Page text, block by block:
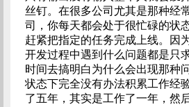
丝钉。在很多公司尤其是那种经
司，你每天都会处于很忙碌的状
赶紧把指定的任务完成上线。因
开发过程中遇到什么问题都是只
时间去搞明白为什么会出现那种
状态下完全没有办法积累工作经
了五年，其实是工作了一年，然